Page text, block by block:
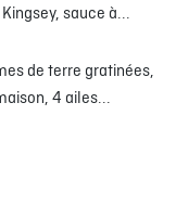
sauce à...
de terre gratinées,
4 ailes...